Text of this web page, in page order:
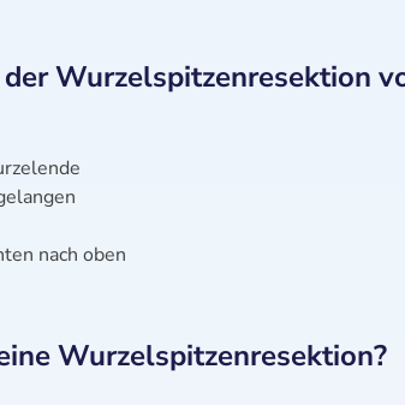
Wurzelspitzenresektion
nach oben
Wurzelspitzenresektion?